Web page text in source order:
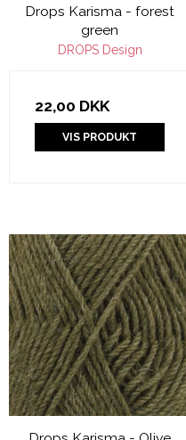
Drops Karisma - forest
green
DROPS Design
22,00 DKK
VIS PRODUKT